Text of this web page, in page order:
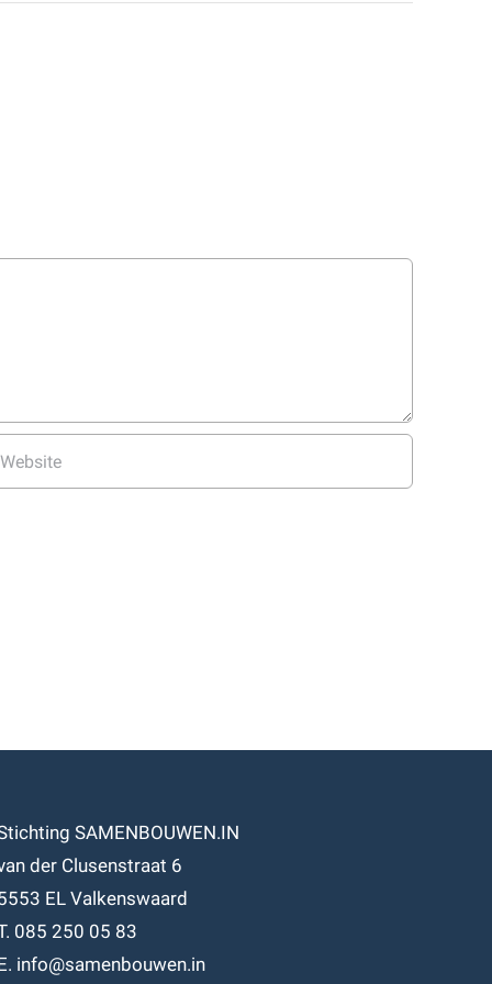
SAMENBOUWEN.IN
der Clusenstraat 6
EL Valkenswaard
085 250 05 83
info@samenbouwen.in